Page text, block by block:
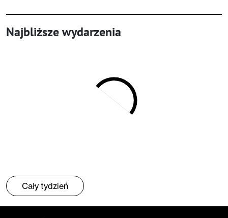
Najbliższe wydarzenia
Cały tydzień